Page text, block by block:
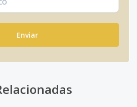
Enviar